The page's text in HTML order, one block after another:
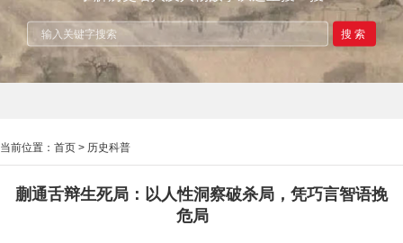
搜索
当前位置： 首页 > 历史科普
蒯通舌辩生死局：以人性洞察破杀局，凭巧言智语挽
危局